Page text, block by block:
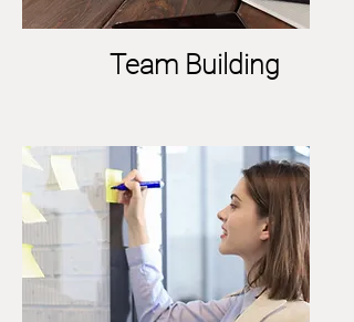
Team Building